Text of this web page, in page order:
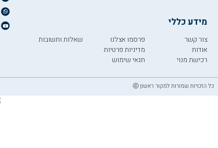
מידע כללי
צור קשר
אודות
רכישת מנוי
פרסמו אצלנו
מדיניות פרטיות
תנאי שימוש
שאלות ותשובות
כל הזכויות שמורות למקור ראשון ⓒ